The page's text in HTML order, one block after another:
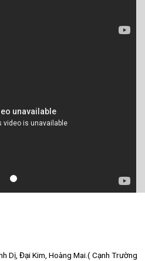
Dị, Đại Kim, Hoàng Mai.( Cạnh Trường